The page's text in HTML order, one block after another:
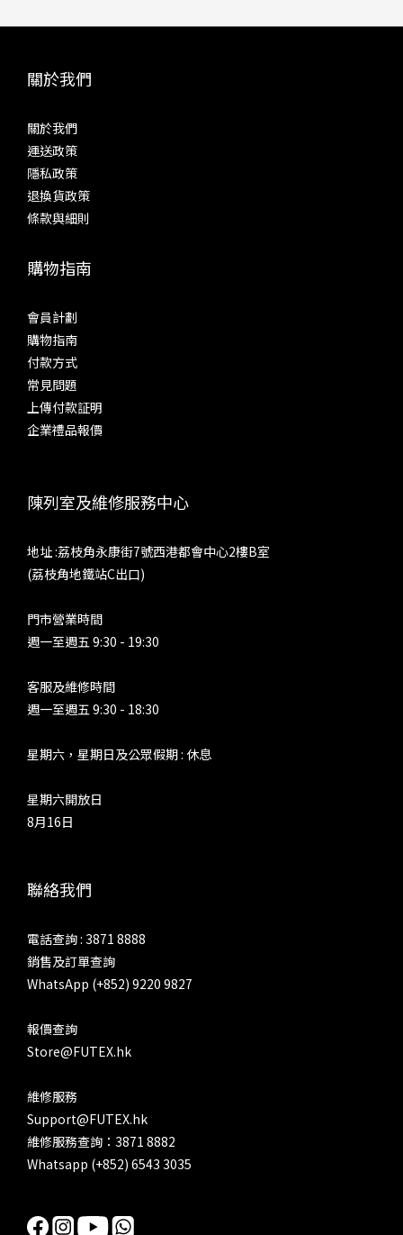
關於我們
關於我們
運送政策
隱私政策
退換貨政策
條款與細則
購物指南
會員計劃
購物指南
付款方式
常見問題
上傳付款証明
企業禮品報價
陳列室及維修服務中心
地址 :荔枝角永康街7號西港都會中心2樓B室
(荔枝角地鐵站C出口)
門市營業時間
週一至週五 9:30 - 19:30
客服及維修時間
週一至週五 9:30 - 18:30
星期六，星期日及公眾假期 : 休息
星期六開放日
8月16日
聯絡我們
電話查詢 : 3871 8888
銷售及訂單查詢
WhatsApp (+852) 9220 9827
報價查詢
Store@FUTEX.hk
維修服務
Support@FUTEX.hk
維修服務查詢：3871 8882
Whatsapp (+852) 6543 3035